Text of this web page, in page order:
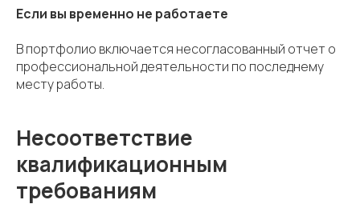
Если вы временно не работаете
В портфолио включается несогласованный отчет о
профессиональной деятельности по последнему
месту работы.
Несоответствие
квалификационным
требованиям